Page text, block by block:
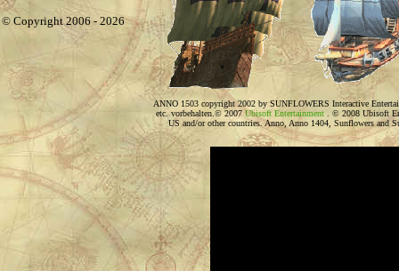
© Copyright 2006 - 2026
ANNO 1503 copyright 2002 by SUNFLOWERS Interactive
etc. vorbehalten.© 2007Ubisoft Entertainment
. © 2008 Ubisoft
US and/or other countries. Anno, Anno 1404, Sunflowers and